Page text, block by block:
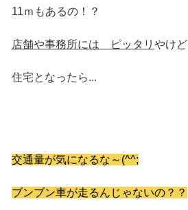
11ｍもあるの！？
店舗や事務所には ピッタリ やけど
住宅となったら...
交通量が気になるな～(^^;
ブンブン車が走るんじゃないの？？